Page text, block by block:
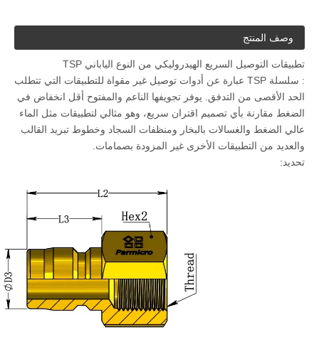
وصف المنتج
تطبيقات التوصيل السريع الهيدروليكي من النوع الياباني TSP
: سلسلة TSP عبارة عن أدوات توصيل غير مقواة للتطبيقات التي تتطلب
الحد الأقصى من التدفق. يوفر تجويفها الناعم والمفتوح أقل انخفاض في
الضغط مقارنة بأي تصميم اقتران سريع، وهو مثالي لتطبيقات مثل الماء
عالي الضغط والغسالات بالبخار ومنظفات السجاد وخطوط تبريد القالب
والعديد من التطبيقات الأخرى غير المزودة بصمامات.
تحديد: